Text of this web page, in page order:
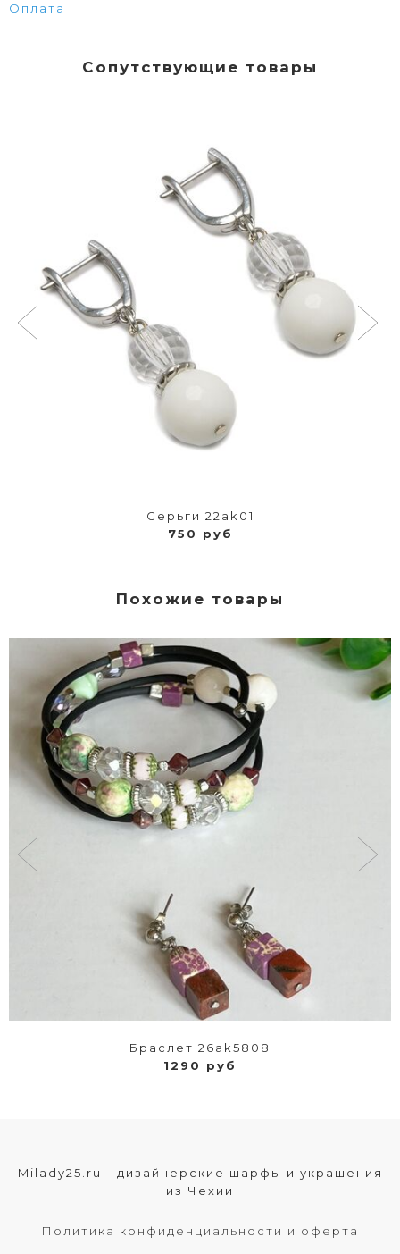
Оплата
Сопутствующие товары
Серьги 22ak01
750 руб
Похожие товары
Браслет 26ak5808
1290 руб
Milady25.ru - дизайнерские шарфы и украшения
из Чехии
Политика конфиденциальности и оферта